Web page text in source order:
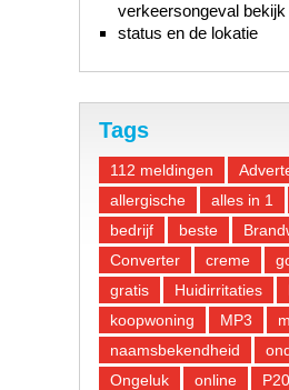
verkeersongeval
status en de lokatie
Tags
112 meldingen
allergische
alles in 1
bedrijf
beste
Converter
creme
gratis
Huidirritaties
koopwoning
MP3
naamsbekendheid
Ongeluk
online